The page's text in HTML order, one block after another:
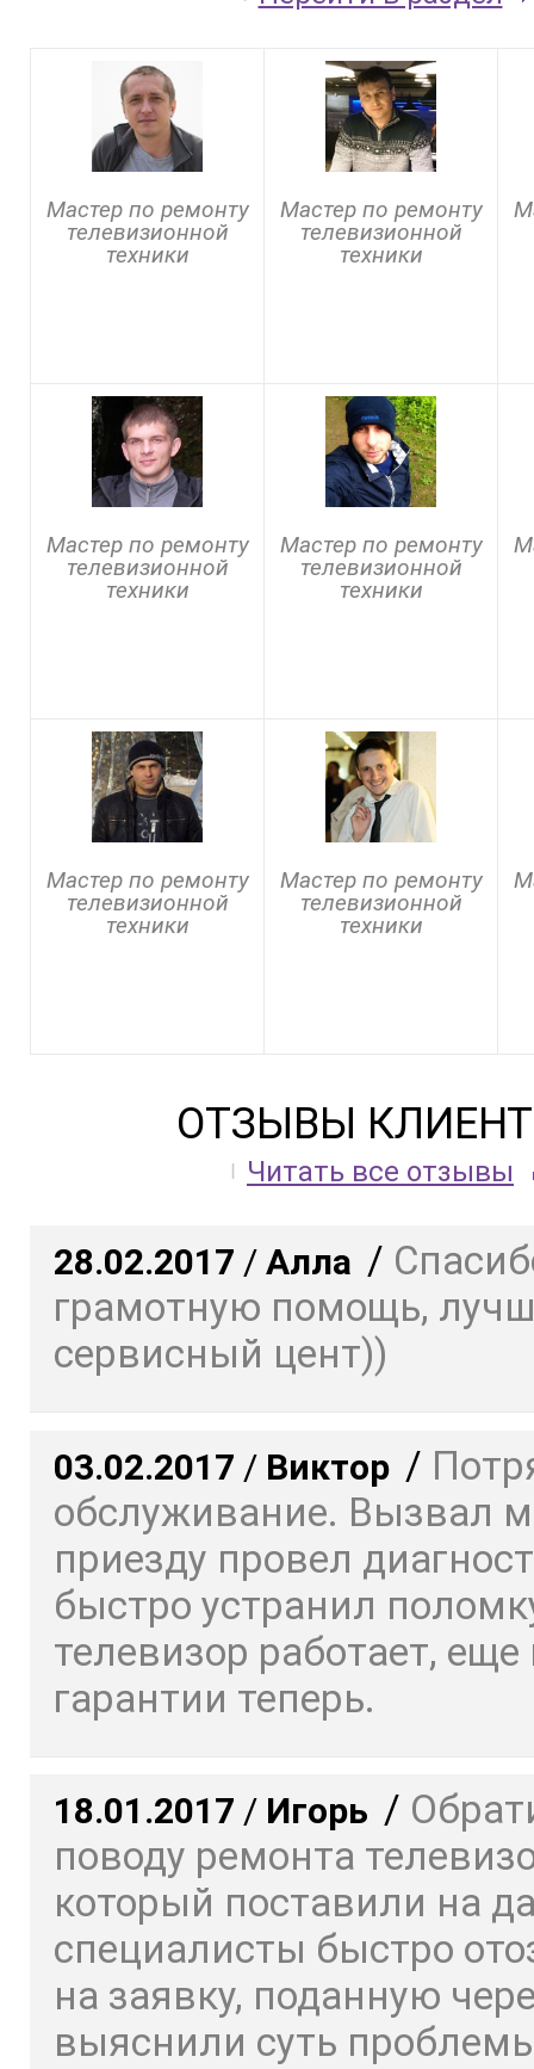
Мастер по ремонту
телевизионной
техники
Мастер по ремонту
телевизионной
техники
Мастер по ремонту
телевизионной
техники
Мастер по ремонту
телевизионной
техники
Мастер по ремонту
телевизионной
техники
Мастер по ремонту
телевизионной
техники
ОТЗЫВЫ
Читать все отзывы
28.02.2017 / Алла /
грамотную помощь,
сервисный цент))
03.02.2017 / Виктор /
обслуживание. Вызвал
приезду провел
быстро устранил
телевизор работает, еще
гарантии теперь.
18.01.2017 / Игорь /
поводу ремонта
который поставили на
специалисты быстро
на заявку, поданную
выяснили суть